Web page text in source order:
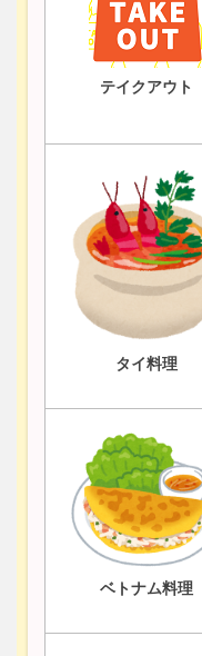
テイクアウト
タイ料理
ベトナム料理